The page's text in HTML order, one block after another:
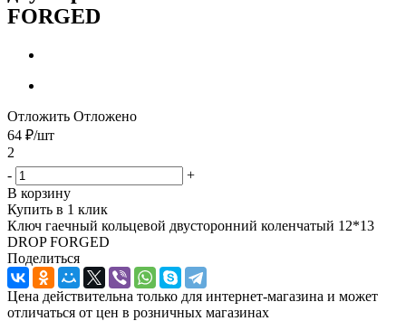
FORGED
Отложить Отложено
64 ₽/шт
2
-
+
В корзину
Купить в 1 клик
Ключ гаечный кольцевой двусторонний коленчатый 12*13
DROP FORGED
Поделиться
Цена действительна только для интернет-магазина и может
отличаться от цен в розничных магазинах